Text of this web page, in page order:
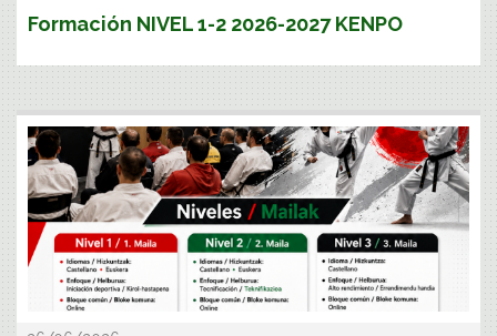
Formación NIVEL 1-2 2026-2027 KENPO